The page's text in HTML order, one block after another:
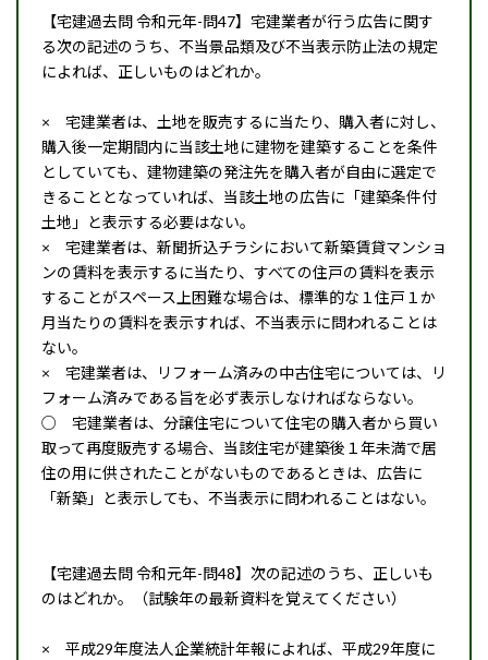
【宅建過去問 令和元年-問47】宅建業者が行う広告に関す
る次の記述のうち、不当景品類及び不当表示防止法の規定
によれば、正しいものはどれか。
× 宅建業者は、土地を販売するに当たり、購入者に対し、
購入後一定期間内に当該土地に建物を建築することを条件
としていても、建物建築の発注先を購入者が自由に選定で
きることとなっていれば、当該土地の広告に「建築条件付
土地」と表示する必要はない。
× 宅建業者は、新聞折込チラシにおいて新築賃貸マンショ
ンの賃料を表示するに当たり、すべての住戸の賃料を表示
することがスペース上困難な場合は、標準的な１住戸１か
月当たりの賃料を表示すれば、不当表示に問われることは
ない。
× 宅建業者は、リフォーム済みの中古住宅については、リ
フォーム済みである旨を必ず表示しなければならない。
○ 宅建業者は、分譲住宅について住宅の購入者から買い
取って再度販売する場合、当該住宅が建築後１年未満で居
住の用に供されたことがないものであるときは、広告に
「新築」と表示しても、不当表示に問われることはない。
【宅建過去問 令和元年-問48】次の記述のうち、正しいも
のはどれか。（試験年の最新資料を覚えてください）
× 平成29年度法人企業統計年報によれば、平成29年度に